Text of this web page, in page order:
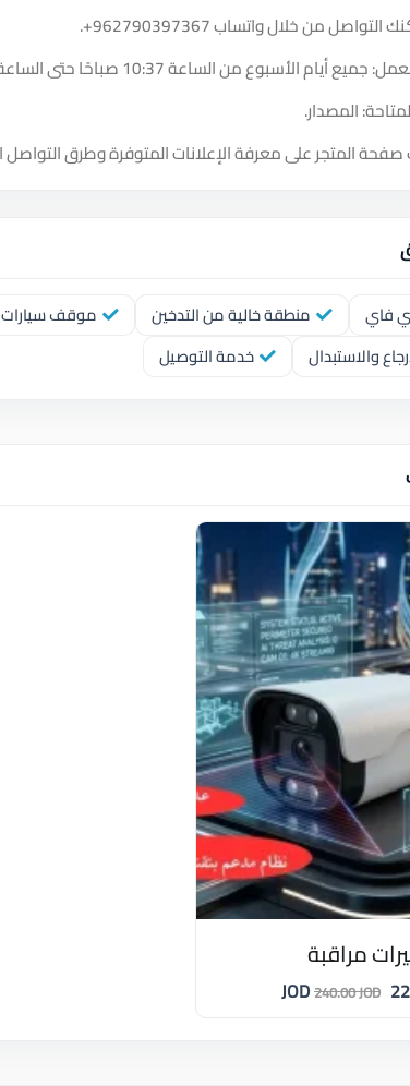
التواصل من خلال واتساب+962790397367
.
أيام الأسبوع من الساعة 10:37 صباحًا حتى الساعة 11:02 مساءً.
المصدار.
المتجر على معرفة الإعلانات المتوفرة وطرق التواصل
فاي منطقة خالية من التدخين موقف سيارات
والاستبدال
خدمة التوصيل
مراقبة
240.00 JOD